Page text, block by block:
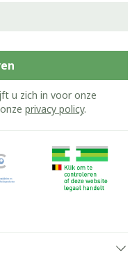
u zich in voor onze
privacy policy.